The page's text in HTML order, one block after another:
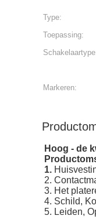
Type:
Toepassing:
Markeren:
Hoog - de
1.
2.
3. Het
4. Schild,
5. Leiden,